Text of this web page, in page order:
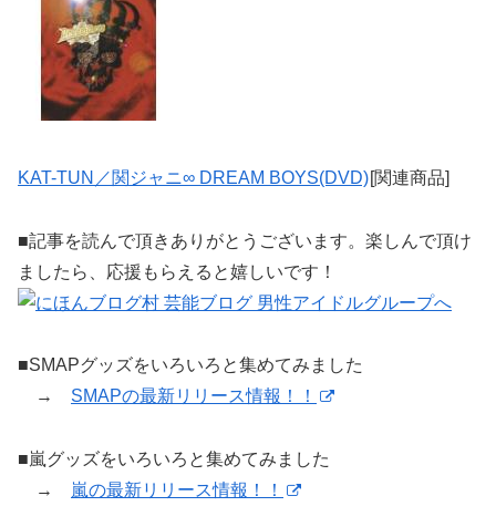
KAT-TUN／関ジャニ∞ DREAM BOYS(DVD)[関連商品]
■記事を読んで頂きありがとうございます。楽しんで頂け
ましたら、応援もらえると嬉しいです！
■SMAPグッズをいろいろと集めてみました
→ SMAPの最新リリース情報！！
■嵐グッズをいろいろと集めてみました
→
嵐の最新リリース情報！！